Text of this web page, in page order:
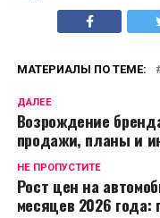
МАТЕРИАЛЫ ПО ТЕМЕ:
ДАЛЕЕ
Возрождение
продажи, планы и
НЕ ПРОПУСТИТЕ
Рост цен на
месяцев 2026 года: